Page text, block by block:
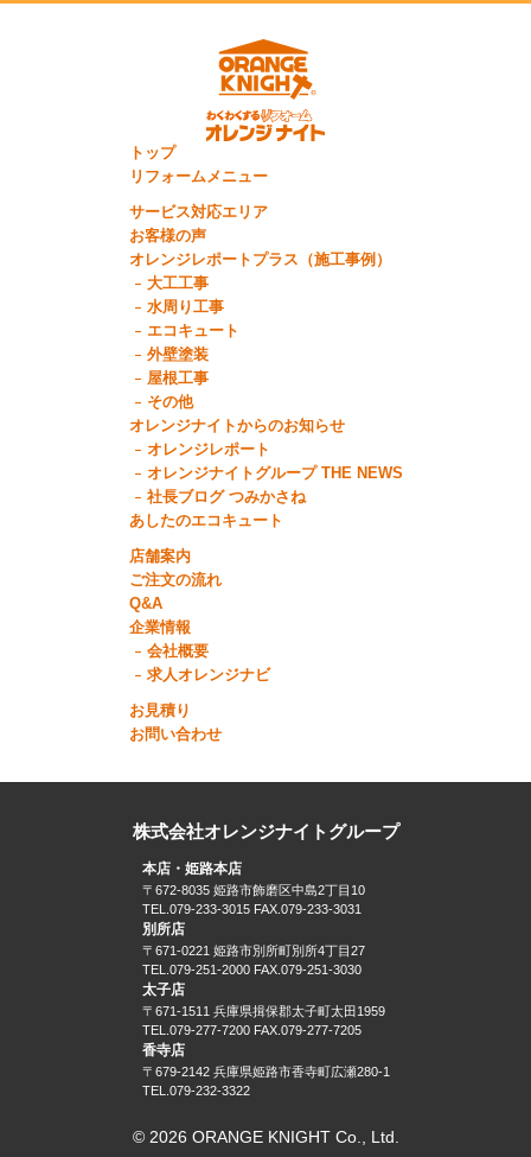
トップ
リフォームメニュー
サービス対応エリア
お客様の声
オレンジレポートプラス（施工事例）
大工工事
水周り工事
エコキュート
外壁塗装
屋根工事
その他
オレンジナイトからのお知らせ
オレンジレポート
オレンジナイトグループ THE NEWS
社長ブログ つみかさね
あしたのエコキュート
店舗案内
ご注文の流れ
Q&A
企業情報
会社概要
求人オレンジナビ
お見積り
お問い合わせ
株式会社オレンジナイトグループ
本店・姫路本店
〒672-8035 姫路市飾磨区中島2丁目10
TEL.079-233-3015 FAX.079-233-3031
別所店
〒671-0221 姫路市別所町別所4丁目27
TEL.079-251-2000 FAX.079-251-3030
太子店
〒671-1511 兵庫県揖保郡太子町太田1959
TEL.079-277-7200 FAX.079-277-7205
香寺店
〒679-2142 兵庫県姫路市香寺町広瀬280-1
TEL.079-232-3322
© 2026 ORANGE KNIGHT Co., Ltd.